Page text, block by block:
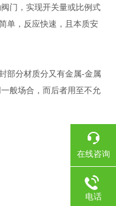
门，实现开关量或比例式
单，反应快速，且本质安
部分材质分又有金属-金属
般场合，而后者用至不允
在线咨询
电话